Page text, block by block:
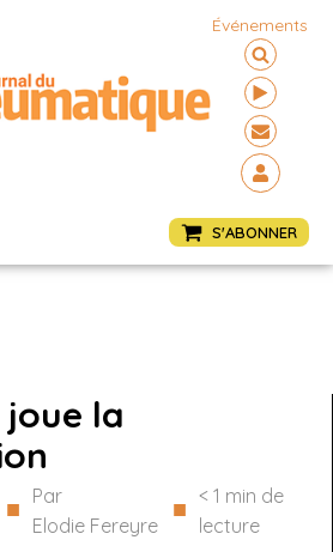
Événements
S'ABONNER
joue la
■ Par
Elodie Fereyre
■ < 1 min de
lecture